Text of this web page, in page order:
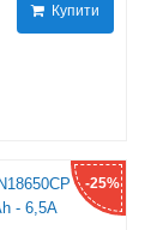
Купити
-25%